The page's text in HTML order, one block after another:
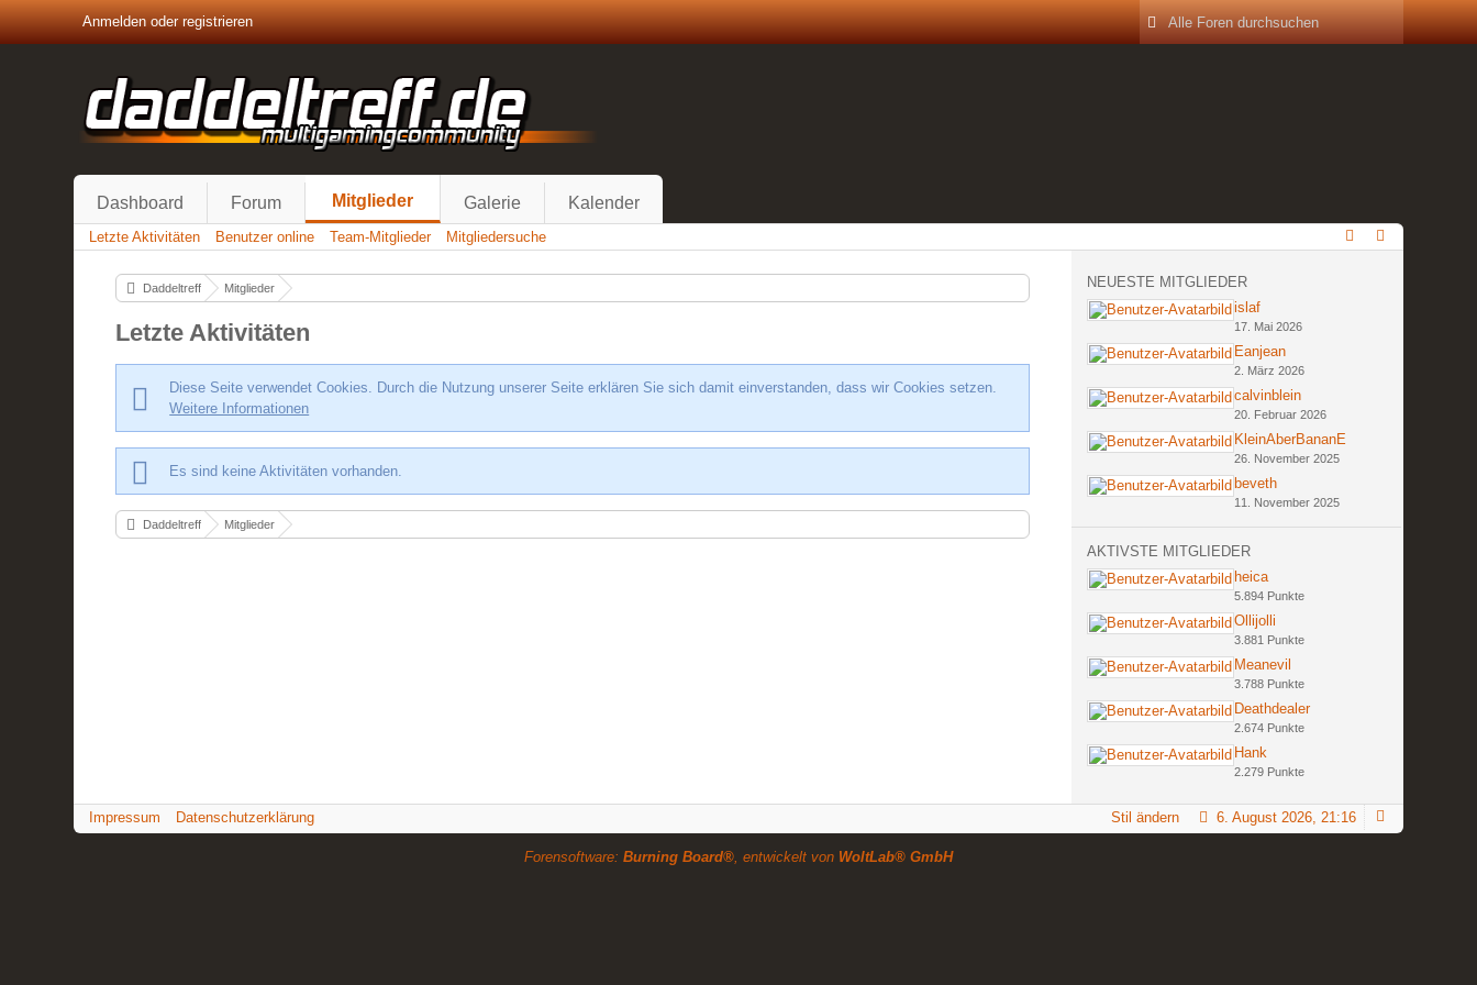
Anmelden oder registrieren
Dashboard Forum Mitglieder Galerie Kalender
Letzte Aktivitäten Benutzer online Team-Mitglieder Mitgliedersuche
Daddeltreff Mitglieder
Letzte Aktivitäten
Diese Seite verwendet Cookies. Durch die Nutzung unserer Seite erklären Sie sich damit einverstanden, dass wir Cookies setzen.
Weitere Informationen
Es sind keine Aktivitäten vorhanden.
Daddeltreff Mitglieder
NEUESTE MITGLIEDER
islaf
17. Mai 2026
Eanjean
2. März 2026
calvinblein
20. Februar 2026
KleinAberBananE
26. November 2025
beveth
11. November 2025
AKTIVSTE MITGLIEDER
heica
5.894 Punkte
Ollijolli
3.881 Punkte
Meanevil
3.788 Punkte
Deathdealer
2.674 Punkte
Hank
2.279 Punkte
Impressum Datenschutzerklärung 6. August 2026, 21:16
Stil ändern
Forensoftware: Burning Board®, entwickelt von WoltLab® GmbH